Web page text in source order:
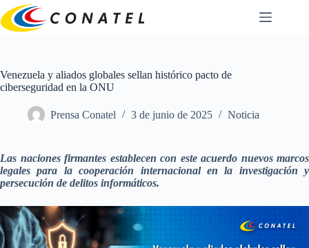
Saltar
al
contenido
Venezuela y aliados globales sellan histórico pacto de
ciberseguridad en la ONU
Prensa Conatel 3 de junio de 2025 Noticia
Las naciones firmantes establecen con este acuerdo nuevos marcos
legales para la cooperación internacional en la investigación y
persecución de delitos informáticos.